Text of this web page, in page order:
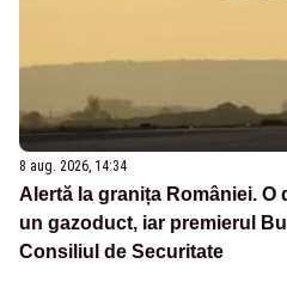
8 aug. 2026, 14:34
Alertă la granița României. O
un gazoduct, iar premierul
Consiliul de Securitate